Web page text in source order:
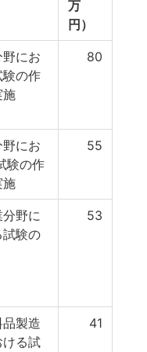
万
円）
にお
験の作
施
80
にお
験の作
施
55
野に
試験の
53
製造
る試
41